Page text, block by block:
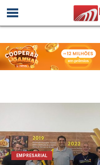
EMPRESARIAL